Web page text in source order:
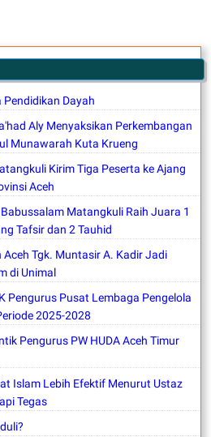
Dayah
Aly Menyaksikan Perkembangan
Munawarah Kuta Krueng
Kirim Tiga Peserta ke Ajang
Aceh
Matangkuli Raih Juara 1
Tafsir dan 2 Tauhid
Tgk. Muntasir A. Kadir Jadi
di Unimal
Pengurus Pusat Lembaga Pengelola
2025-2028
Pengurus PW HUDA Aceh Timur
Islam Lebih Efektif Menurut Ustaz
Tegas